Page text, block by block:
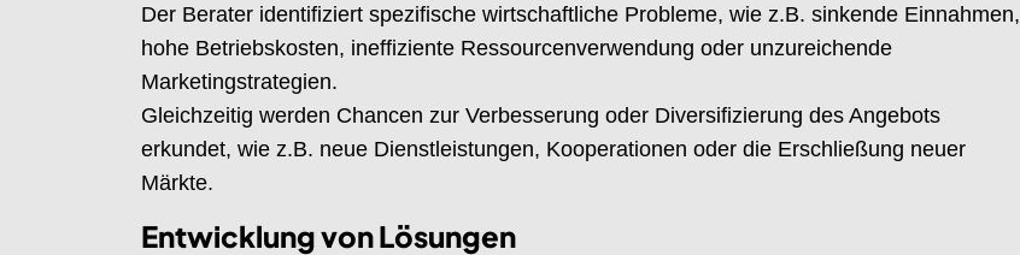
Der Berater identifiziert spezifische wirtschaftliche Probleme, wie z.B. sinkende Einnahmen,
hohe Betriebskosten, ineffiziente Ressourcenverwendung oder unzureichende
Marketingstrategien.
Gleichzeitig werden Chancen zur Verbesserung oder Diversifizierung des Angebots
erkundet, wie z.B. neue Dienstleistungen, Kooperationen oder die Erschließung neuer
Märkte.
Entwicklung von Lösungen